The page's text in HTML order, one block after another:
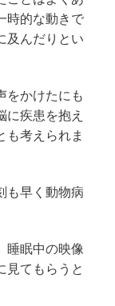
時的な動きで
及んだりとい
をかけたにも
に疾患を抱え
も考えられま
も早く動物病
睡眠中の映像
見てもらうと